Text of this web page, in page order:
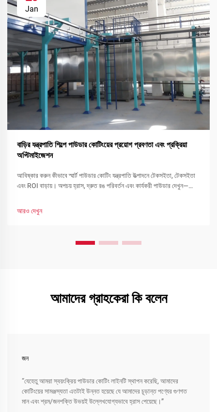
Jan
বাড়ির যন্ত্রপাতি শিল্পে পাউডার কোটিংয়ের প্রয়োগ প্রবণতা এবং প্রক্রিয়া
অপ্টিমাইজেশন
আবিষ্কার করুন কীভাবে স্মার্ট পাউডার কোটিং যন্ত্রপাতি উত্পাদনে টেকসইতা, টেকসইতা
এবং ROI বাড়ায়। অপচয় হ্রাস, দ্রুত রঙ পরিবর্তন এবং কার্যকরী পাউডার দেখুন—
আরও দেখুন
আমাদের গ্রাহকেরা কি বলেন
জন
“যেহেতু আমরা স্বয়ংক্রিয় পাউডার কোটিং লাইনটি স্থাপন করেছি, আমাদের
কোটিংয়ের সামঞ্জস্যতা এতটাই উন্নত হয়েছে যে আমাদের চূড়ান্ত পণ্যের গুণগত
মান এবং শ্রম/জনশক্তি উভয়ই উল্লেখযোগ্যভাবে হ্রাস পেয়েছে।”